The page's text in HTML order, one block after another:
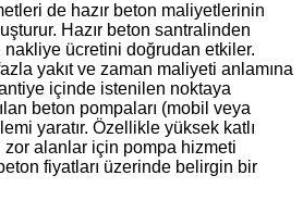
de hazır beton maliyetlerinin
Hazır beton santralinden
ücretini doğrudan etkiler.
yakıt ve zaman maliyeti anlamına
içinde istenilen noktaya
beton pompaları (mobil veya
yaratır. Özellikle yüksek katlı
zor alanlar için pompa hizmeti
beton fiyatları üzerinde belirgin bir